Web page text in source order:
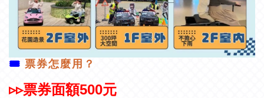
🎟️ 票券怎麼用？
▹▹票券面額500元